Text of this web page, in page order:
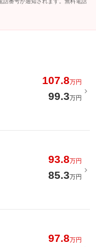
107.8万円
99.3万円
93.8万円
85.3万円
97.8万円